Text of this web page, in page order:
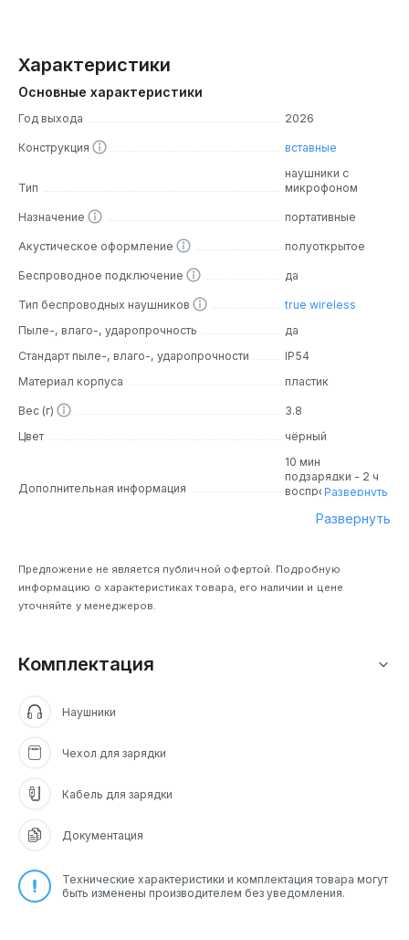
Характеристики
Основные характеристики
Год выхода 2026
Конструкция вставные
Тип
наушники с
микрофоном
Назначение портативные
Акустическое оформление полуоткрытое
Беспроводное подключение да
Тип беспроводных наушников
true wireless
Пыле-, влаго-, ударопрочность
да
Стандарт пыле-, влаго-, ударопрочности
IP54
Материал корпуса
пластик
Вес (г)
3.8
Цвет
чёрный
Дополнительная информация
10 мин
подзарядки - 2 ч
воспроизведения
Развернуть
Развернуть
Предложение не является публичной офертой. Подробную
информацию о характеристиках товара, его наличии и цене
уточняйте у менеджеров.
Комплектация
Наушники
Чехол для зарядки
Кабель для зарядки
Документация
Технические характеристики и комплектация товара могут
быть изменены производителем без уведомления.